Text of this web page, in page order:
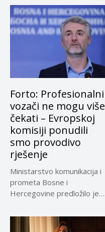
Forto: Profesionalni
vozači ne mogu više
čekati – Evropskoj
komisiji ponudili
smo provodivo
rješenje
Ministarstvo komunikacija i
prometa Bosne i
Hercegovine predložilo je
privremeno...